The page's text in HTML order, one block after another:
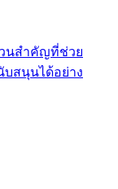
วนสำคัญที่ช่วย
บสนุนได้อย่าง